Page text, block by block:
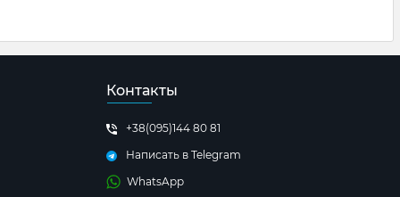
Контакты
+38(095)144 80 81
Написать в Telegram
WhatsApp